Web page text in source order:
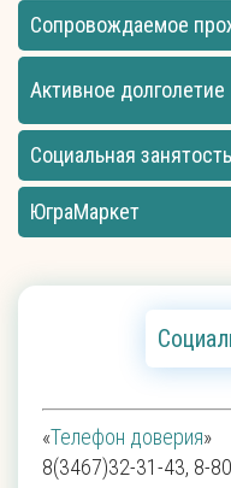
Сопровождаемое
Активное долголетие
Социальная занятость
ЮграМаркет
«Телефон доверия»
8(3467)32-31-43, 8-